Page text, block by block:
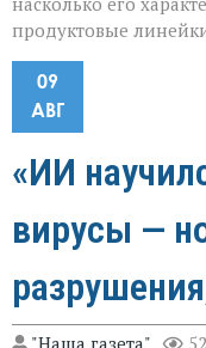
продуктовые
09
АВГ
«ИИ
вирусы —
"Наша газета" 52